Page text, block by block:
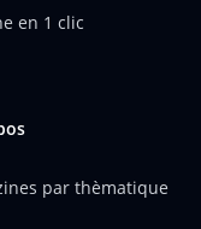
en 1 clic
par thèmatique